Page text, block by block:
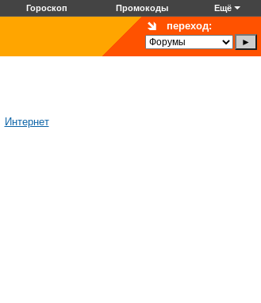
Гороскоп Промокоды Ещё
переход:
Интернет